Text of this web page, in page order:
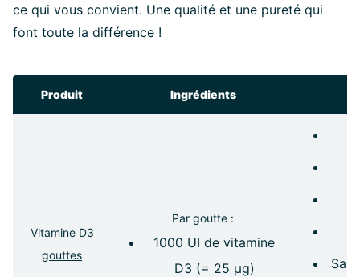
ce qui vous convient. Une qualité et une pureté qui
font toute la différence !
Produit Ingrédients
Vitamine D3
gouttes
Par goutte :
1000 UI de vitamine
D3 (= 25 µg)